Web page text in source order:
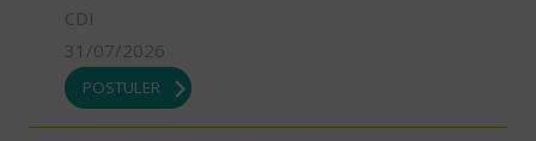
CDI
31/07/2026
POSTULER